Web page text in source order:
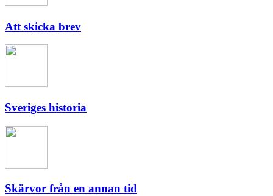
Att skicka brev
Sveriges historia
Skärvor från en annan tid